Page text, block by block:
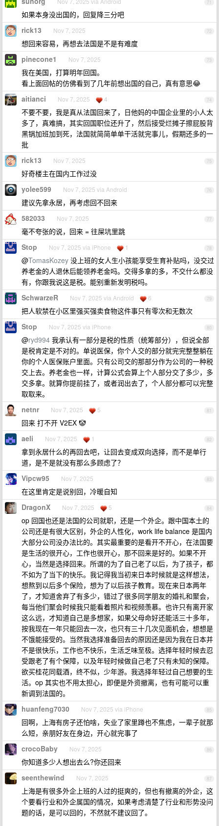
71
如果本身没出国的，回复降三分吧
72
rick13 Nov 7, 2025
想回来容易，再想去法国是不是有难度
73
pinecone1 Nov 7, 2025
我在美国，打算明年回国。
看上面回帖的仿佛看到了几年前想出国的自己，真有意思😂
74
aitianci Nov 7, 2025 4
不要不要，我是真从法国回来了，日他妈的中国企业里的小人太
多了，真难搞，其实回国职位还升了，然后接受烂摊子擦屁股背
黑锅加班加到死，法国就简简单单干活就完事儿，假期还多的一
批
75
rick13 Nov 7, 2025
好奇楼主在国内工作过没
76
yolee599 Nov 7, 2025 via Android
建议先拿永居，再考虑回不回来
77
582033 Nov 7, 2025
毫不夸张的说，回来 = 往屎坑里跳
78
Stop Nov 7, 2025 via iPhone 1
@TomasKozey 没上班的女人生小孩能享受生育补贴吗，没交过
养老金的人退休后能领养老金吗。交得多拿的多，不交什么都没
有，你跟我说这是税。能别重新发明税吗。
79
SchwarzeR Nov 7, 2025 via Android 6
把人软禁在小区里强买强卖食物这件事只有零次和无数次
80
Stop Nov 7, 2025 via iPhone
@ryd994 我承认有一部分是税的性质（统筹部分），但说全部
是税肯定是不对的。单说医保，你个人交的部分就完完整整躺在
你的个人医保账户里面。只有公司交的那部分作为公司的一种税
交上去。养老金也一样，计算公式会算上个人部分交了多少，多
交多拿。就算你提前挂了，或者润出去了，个人部分都可以完整
取取来。
81
netnr Nov 7, 2025 5
回来 打不开 V2EX 🤡
82
aeli Nov 7, 2025 1
拿到永居什么的再回去吧，让回去变成双向选择，而不是单行
道，是不是就没有那么多顾虑了？
83
Vipcw95 Nov 7, 2025
在这里肯定是说别回，冷暖自知
84
DragonX Nov 7, 2025 5
op 回国也还是法国的公司就职，还是一个外企。跟中国本土的
公司还是有很大区别，外企的人性化，work life balance 是国内
大部分公司没办法比的。其实最重要的是看开不开心，在法国要
是生活的很开心，工作也很开心，那不回来是好的。如果不开
心，当然是选择回来。所谓的为了自己老了以后，为了孩子，都
不如为了当下的快乐。我记得我当初来日本时候就是这样想法，
想熬到以后多个保险，想为了以后孩子教育。现在来日本两年
了，才知道舍弃了有多少，错过了很多同学朋友的婚礼和聚会，
每当他们聚会时候我只能看着照片和视频羡慕。也许只有离开家
这么远，才知道自己是多想家，如果父母命好还能活三十多年，
按我现在一年只能回去一次，也只有三十几次见面机会，想想是
不饿能接受的。当然我选择准备回去的原因还是因为我在日本并
不是很快乐，工作也不快乐，生活乏味至极。选择年轻时候去忍
受跟老了有个保障，以及年轻时候做自己老了只有未知的保障。
欲买桂花同载酒，终不似，少年游。我选择年轻过自己想要的生
活。op 其实也不用太担心，即便是外资撤离，也有可能可以重
新调到法国的。
85
huanfeng7030 Nov 7, 2025 via iPhone
回啊，上海有房子还怕啥，失业了家里蹲也不焦虑，一辈子就那
么短，亲朋好友在身边，开心就完事了
86
crocoBaby Nov 7, 2025
你知道多少人想出去么?你还回来
87
seenthewind Nov 7, 2025
上海是有很多外企上班的人过的挺爽的，但也有撤离的外企，这
个要看行业和外企属国的情况，如果考虑清楚了行业和形势没问
题的话，是可以回的，不然就不建议回了。